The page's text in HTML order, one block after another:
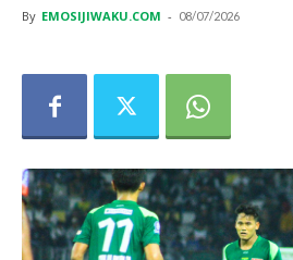
By EMOSIJIWAKU.COM - 08/07/2026